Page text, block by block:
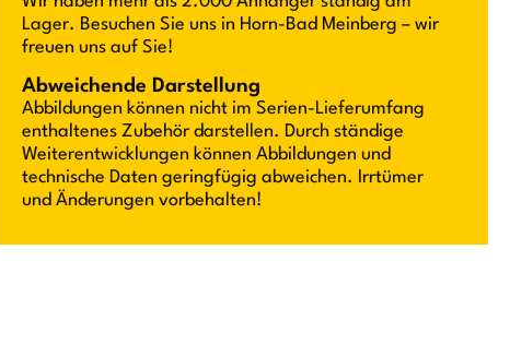
Lager. Besuchen Sie uns in Horn-Bad Meinberg – wir
freuen uns auf Sie!
Abweichende Darstellung
Abbildungen können nicht im Serien-Lieferumfang
enthaltenes Zubehör darstellen. Durch ständige
Weiterentwicklungen können Abbildungen und
technische Daten geringfügig abweichen. Irrtümer
und Änderungen vorbehalten!